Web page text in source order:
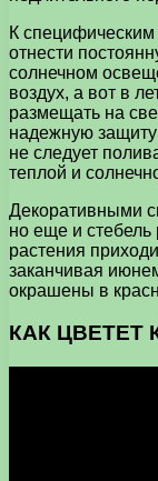
К
отнести
солнечном
воздух, а вот в
размещать на
надежную
не следует
теплой и
Декоративными
но еще и стебель
растения
заканчивая
окрашены в
КАК ЦВЕТЕТ